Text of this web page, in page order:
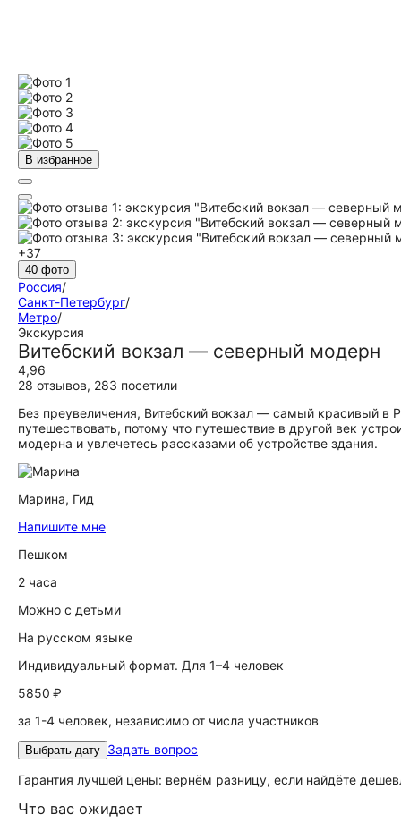
В избранное
+37
40 фото
Россия/
Санкт-Петербург/
Метро/
Экскурсия
Витебский вокзал — северный модерн
4,96
28 отзывов, 283 посетили
Без преувеличения, Витебский вокзал — самый красивый
путешествовать, потому что путешествие в другой век
модерна и увлечетесь рассказами об устройстве здания.
Марина, Гид
Напишите мне
Пешком
2 часа
Можно с детьми
На русском языке
Индивидуальный формат. Для 1–4 человек
5850 ₽
за 1-4 человек, независимо от числа участников
Выбрать дату Задать вопрос
Гарантия лучшей цены: вернём разницу, если найдёте
Что вас ожидает